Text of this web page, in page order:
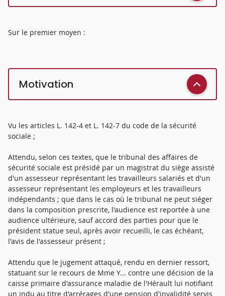
Sur le premier moyen :
Motivation
Vu les articles L. 142-4 et L. 142-7 du code de la sécurité
sociale ;
Attendu, selon ces textes, que le tribunal des affaires de
sécurité sociale est présidé par un magistrat du siège assisté
d'un assesseur représentant les travailleurs salariés et d'un
assesseur représentant les employeurs et les travailleurs
indépendants ; que dans le cas où le tribunal ne peut siéger
dans la composition prescrite, l'audience est reportée à une
audience ultérieure, sauf accord des parties pour que le
président statue seul, après avoir recueilli, le cas échéant,
l'avis de l'assesseur présent ;
Attendu que le jugement attaqué, rendu en dernier ressort,
statuant sur le recours de Mme Y... contre une décision de la
caisse primaire d'assurance maladie de l'Hérault lui notifiant
un indu au titre d'arrérages d'une pension d'invalidité servis